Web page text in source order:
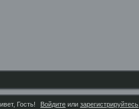
Гость! Войдите илизарегистрируйтесь